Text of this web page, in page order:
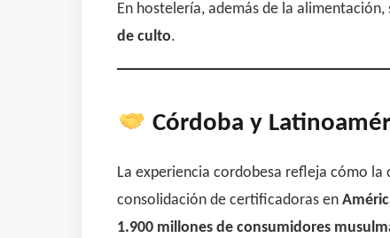
En hostelería, además de la
de culto.
Córdoba y
La experiencia cordobesa refleja cómo
consolidación de certificadoras en
1.900 millones de consumidores